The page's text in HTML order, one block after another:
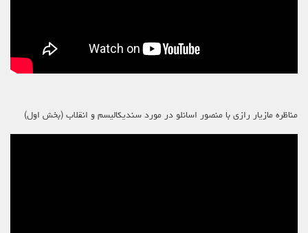
مناظره مازیار رازی با منصور اسانلو در مورد سندیکالیسم و انقلاب (بخش اول)